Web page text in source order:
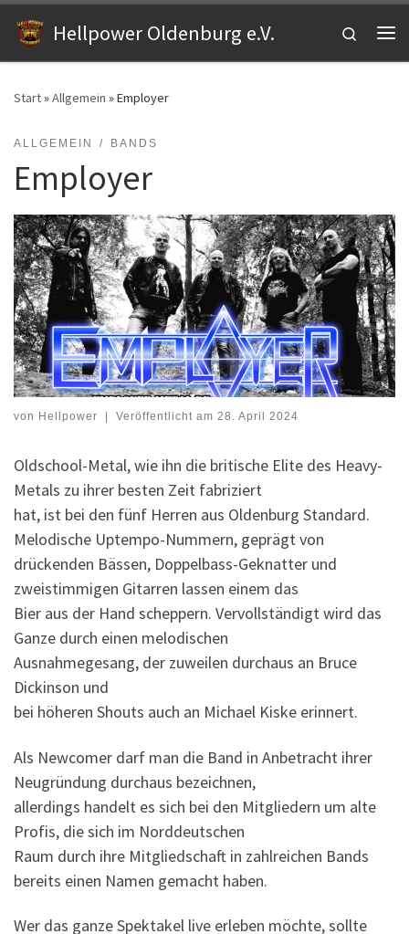
Zum Inhalt springen
Hellpower Oldenburg e.V.
Search
Start»Allgemein »Employer
ALLGEMEIN BANDS
Employer
von Hellpower Veröffentlicht am 28. April 2024
Oldschool-Metal, wie ihn die britische Elite des Heavy-
Metals zu ihrer besten Zeit fabriziert
hat, ist bei den fünf Herren aus Oldenburg Standard.
Melodische Uptempo-Nummern, geprägt von
drückenden Bässen, Doppelbass-Geknatter und
zweistimmigen Gitarren lassen einem das
Bier aus der Hand scheppern. Vervollständigt wird das
Ganze durch einen melodischen
Ausnahmegesang, der zuweilen durchaus an Bruce
Dickinson und
bei höheren Shouts auch an Michael Kiske erinnert.
Als Newcomer darf man die Band in Anbetracht ihrer
Neugründung durchaus bezeichnen,
allerdings handelt es sich bei den Mitgliedern um alte
Profis, die sich im Norddeutschen
Raum durch ihre Mitgliedschaft in zahlreichen Bands
bereits einen Namen gemacht haben.
Wer das ganze Spektakel live erleben möchte, sollte